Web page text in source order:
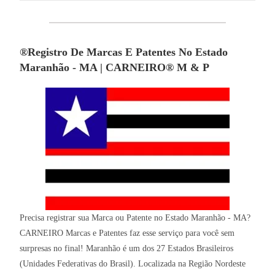
®Registro De Marcas E Patentes No Estado
Maranhão - MA | CARNEIRO® M & P
Precisa registrar sua Marca ou Patente no Estado Maranhão - MA?
CARNEIRO Marcas e Patentes faz esse serviço para você sem
surpresas no final! Maranhão é um dos 27 Estados Brasileiros
(Unidades Federativas do Brasil). Localizada na Região Nordeste